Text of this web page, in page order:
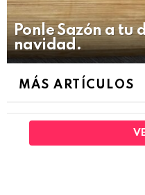
Ponle Sazón a tu
navidad.
MÁS ARTÍCULOS